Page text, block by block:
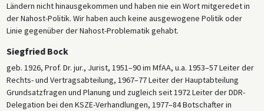
Ländern nicht hinausgekommen und haben nie ein Wort mitgeredet in
der Nahost-Politik. Wir haben auch keine ausgewogene Politik oder
Linie gegenüber der Nahost-Problematik gehabt.
Siegfried Bock
geb. 1926, Prof. Dr. jur., Jurist, 1951–90 im MfAA, u.a. 1953–57 Leiter der
Rechts- und Vertragsabteilung, 1967–77 Leiter der Hauptabteilung
Grundsatzfragen und Planung und zugleich seit 1972 Leiter der DDR-
Delegation bei den KSZE-Verhandlungen, 1977–84 Botschafter in